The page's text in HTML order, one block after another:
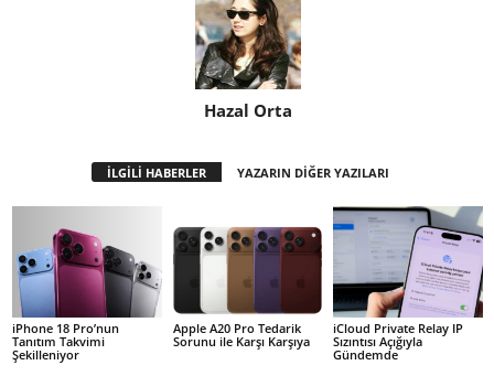
Hazal Orta
İLGİLİ HABERLER YAZARIN DİĞER YAZILARI
iPhone 18 Pro’nun
Tanıtım Takvimi
Şekilleniyor
Apple A20 Pro Tedarik
Sorunu ile Karşı Karşıya
iCloud Private Relay IP
Sızıntısı Açığıyla
Gündemde